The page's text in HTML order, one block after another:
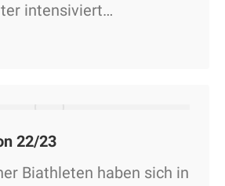
intensiviert…
22/23
Biathleten haben sich in